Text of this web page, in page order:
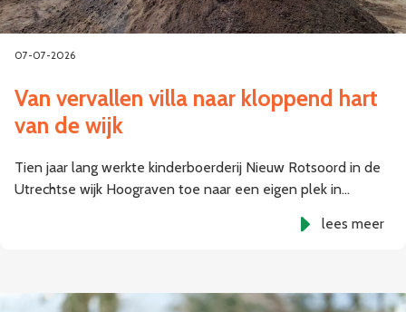
07-07-2026
Van vervallen villa naar kloppend hart
van de wijk
Tien jaar lang werkte kinderboerderij Nieuw Rotsoord in de
Utrechtse wijk Hoograven toe naar een eigen plek in…
lees meer